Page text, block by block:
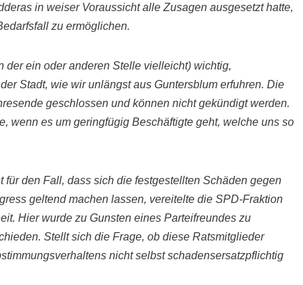
in weiser Voraussicht alle Zusagen ausgesetzt hatte,
zu ermöglichen.
der ein oder anderen Stelle vielleicht) wichtig,
Stadt, wie wir unlängst aus Guntersblum erfuhren. Die
geschlossen und können nicht gekündigt werden.
wenn es um geringfügig Beschäftigte geht, welche uns so
für den Fall, dass sich die festgestellten Schäden gegen
geltend machen lassen, vereitelte die SPD-Fraktion
Hier wurde zu Gunsten eines Parteifreundes zu
Stellt sich die Frage, ob diese Ratsmitglieder
nicht selbst schadensersatzpflichtig